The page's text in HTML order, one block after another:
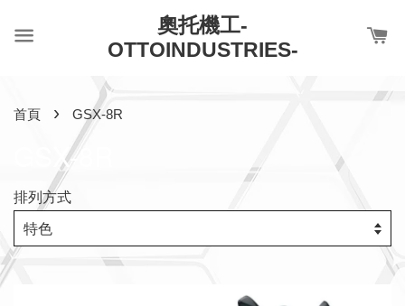
奧托機工-
OTTOINDUSTRIES-
首頁 › GSX-8R
GSX-8R
排列方式